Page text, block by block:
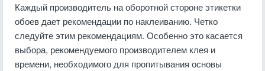
Каждый производитель на оборотной стороне этикетки
обоев дает рекомендации по наклеиванию. Четко
следуйте этим рекомендациям. Особенно это касается
выбора, рекомендуемого производителем клея и
времени, необходимого для пропитывания основы